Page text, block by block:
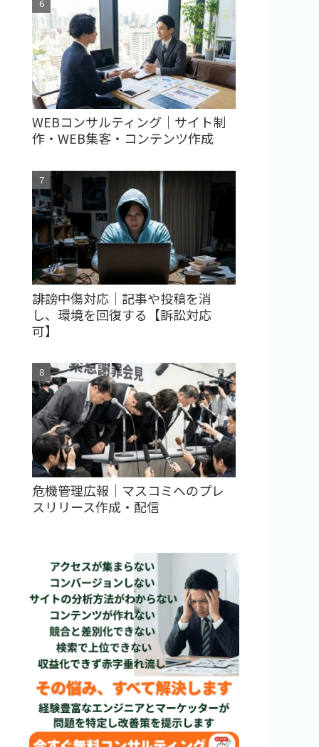
WEBコンサルティング｜サイト制
作・WEB集客・コンテンツ作成
誹謗中傷対応｜記事や投稿を消
し、環境を回復する【訴訟対応
可】
危機管理広報｜マスコミへのプレ
スリリース作成・配信